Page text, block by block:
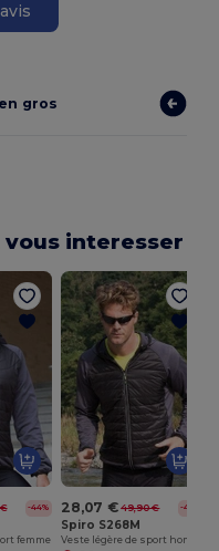
gros
interesser
-44%
femme
28,07 € 49,90 € -44%
Spiro S268M